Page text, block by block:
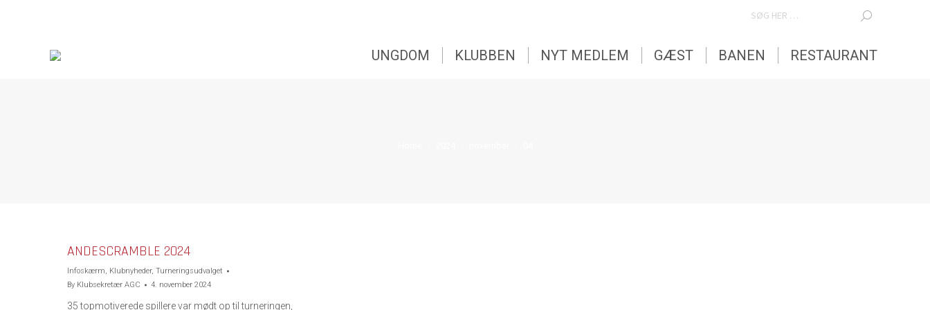
SEARCH:
UNGDOM KLUBBEN NYT MEDLEM GÆST BANEN RESTAURANT
ANDESCRAMBLE 2024
Infoskærm, Klubnyheder, Turneringsudvalget
By Klubsekretær AGC 4. november 2024
35 topmotiverede spillere var mødt op til turneringen,
BANEN RESTAURANT